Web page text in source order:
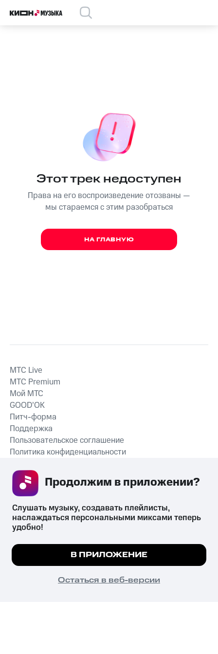
Этот трек недоступен
Права на его воспроизведение отозваны —
мы стараемся с этим разобраться
НА ГЛАВНУЮ
СКАЧАТЬ ПРИЛОЖЕНИЕ
MTС Live
MTС Premium
Мой МТС
GOOD’OK
Питч-форма
Поддержка
Пользовательское соглашение
Политика конфиденциальности
психотропных веществ, их аналогов причиняет вред здоровью,
их незаконный оборот запрещён и влечёт установленную
законодательством ответственность.
© 2026 ООО «КИОН».
Все права защищены
Мы используем куки, чтобы на сайте все
Подробнее
ПОНЯТНО
Слушать музыку, создавать плейлисты,
наслаждаться персональными миксами теперь
удобно!
В ПРИЛОЖЕНИЕ
Остаться в веб-версии